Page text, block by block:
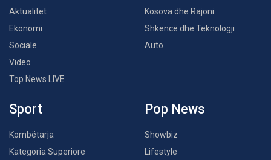
Aktualitet
Ekonomi
Sociale
Video
Top News LIVE
Kosova dhe Rajoni
Shkencë dhe Teknologji
Auto
Sport
Kombëtarja
Kategoria Superiore
Pop News
Showbiz
Lifestyle